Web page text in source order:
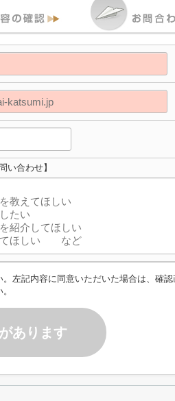
い合わせ】
。左記内容に同意いただいた場合は、確
あります